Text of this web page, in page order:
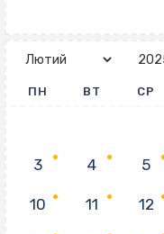
ПН ВТ СР
3 4 5
10 11 12